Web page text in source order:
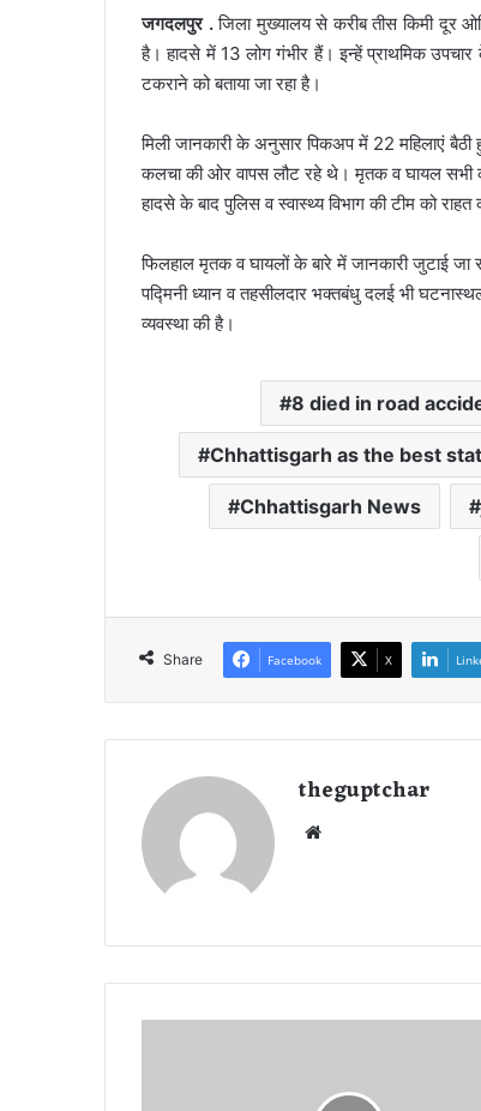
जगदलपुर .जिला मुख्यालय से करीब तीस किमी दूर
है। हादसे में 13 लोग गंभीर हैं। इन्हें प्राथमिक
टकराने को बताया जा रहा है।
मिली जानकारी के अनुसार पिकअप में 22 महिलाएं
कलचा की ओर वापस लौट रहे थे। मृतक व घायल सभी
हादसे के बाद पुलिस व स्वास्थ्य विभाग की टीम को राहत
फिलहाल मृतक व घायलों के बारे में जानकारी जुटाई जा
पद्मिनी ध्यान व तहसीलदार भक्तबंधु दलई भी
व्यवस्था की है।
8 died in road
Chhattisgarh as the best
Chhattisgarh News
Share Facebook X
theguptchar